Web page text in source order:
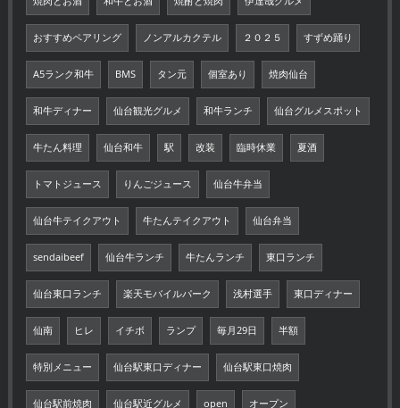
おすすめペアリング ノンアルカクテル ２０２５ すずめ踊り
A5ランク和牛 BMS タン元 個室あり 焼肉仙台
和牛ディナー 仙台観光グルメ 和牛ランチ 仙台グルメスポット
牛たん料理 仙台和牛 駅 改装 臨時休業 夏酒
トマトジュース りんごジュース 仙台牛弁当
仙台牛テイクアウト 牛たんテイクアウト 仙台弁当
sendaibeef 仙台牛ランチ 牛たんランチ 東口ランチ
仙台東口ランチ 楽天モバイルパーク 浅村選手 東口ディナー
仙南 ヒレ イチボ ランプ 毎月29日 半額
特別メニュー 仙台駅東口ディナー 仙台駅東口焼肉
仙台駅前焼肉 仙台駅近グルメ open オープン